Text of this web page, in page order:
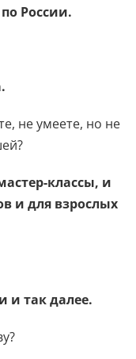
России.
не умеете, но не
классы, и
и для взрослых
и так далее.